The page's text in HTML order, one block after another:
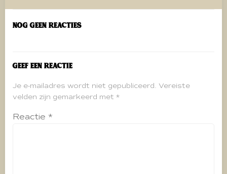
navigatie
Nog geen reacties
Geef een reactie
Je e-mailadres wordt niet gepubliceerd. Vereiste
velden zijn gemarkeerd met *
Reactie *